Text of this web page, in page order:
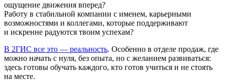
Работу в стабильной компании с именем, карьерными
возможностями и коллегами, которые поддерживают
и искренне радуются твоим успехам?
В 2ГИС все это — реальность. Особенно в отделе продаж, где
можно начать с нуля, без опыта, но с желанием развиваться:
здесь готовы обучать каждого, кто готов учиться и не стоять
на месте.